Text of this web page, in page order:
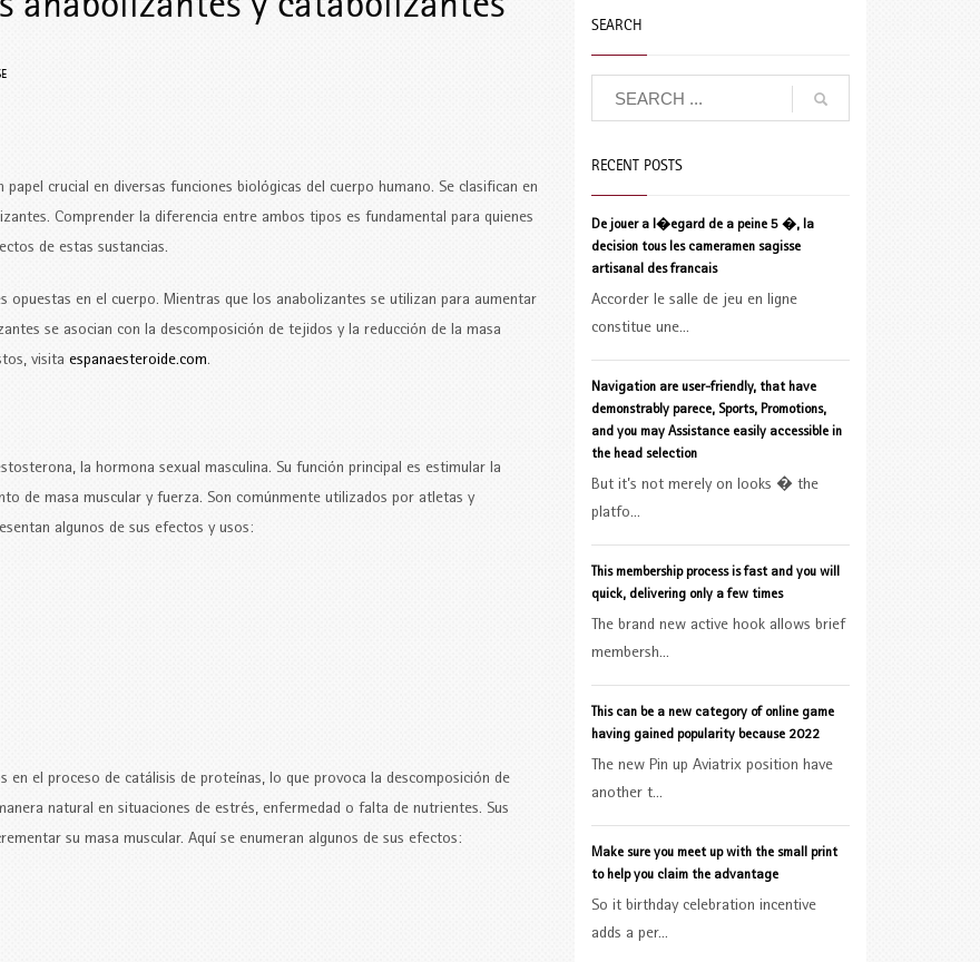
crucial en diversas funciones biológicas del cuerpo humano. Se clasifican en
Comprender la diferencia entre ambos tipos es fundamental para quienes
de estas sustancias.
en el cuerpo. Mientras que los anabolizantes se utilizan para aumentar
se asocian con la descomposición de tejidos y la reducción de la masa
visita espanaesteroide.com.
la hormona sexual masculina. Su función principal es estimular la
de masa muscular y fuerza. Son comúnmente utilizados por atletas y
algunos de sus efectos y usos:
el proceso de catálisis de proteínas, lo que provoca la descomposición de
natural en situaciones de estrés, enfermedad o falta de nutrientes. Sus
su masa muscular. Aquí se enumeran algunos de sus efectos:
SEARCH
RECENT POSTS
De jouer a l�egard de a peine 5 �, la
decision tous les cameramen sagisse
artisanal des francais
Accorder le salle de jeu en ligne
constitue une...
Navigation are user-friendly, that have
demonstrably parece, Sports, Promotions,
and you may Assistance easily accessible in
the head selection
But it’s not merely on looks � the
platfo...
This membership process is fast and you will
quick, delivering only a few times
The brand new active hook allows brief
membersh...
This can be a new category of online game
having gained popularity because 2022
The new Pin up Aviatrix position have
another t...
Make sure you meet up with the small print
to help you claim the advantage
So it birthday celebration incentive
adds a per...